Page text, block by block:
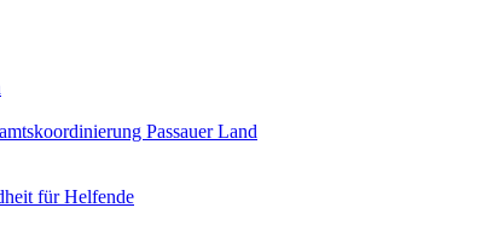
Passauer Land
für Helfende